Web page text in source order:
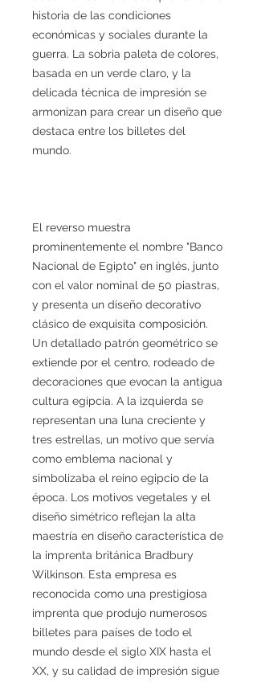
historia de las condiciones
económicas y sociales durante la
guerra. La sobria paleta de colores,
basada en un verde claro, y la
delicada técnica de impresión se
armonizan para crear un diseño que
destaca entre los billetes del
mundo.
El reverso muestra
prominentemente el nombre "Banco
Nacional de Egipto" en inglés, junto
con el valor nominal de 50 piastras,
y presenta un diseño decorativo
clásico de exquisita composición.
Un detallado patrón geométrico se
extiende por el centro, rodeado de
decoraciones que evocan la antigua
cultura egipcia. A la izquierda se
representan una luna creciente y
tres estrellas, un motivo que servía
como emblema nacional y
simbolizaba el reino egipcio de la
época. Los motivos vegetales y el
diseño simétrico reflejan la alta
maestría en diseño característica de
la imprenta británica Bradbury
Wilkinson. Esta empresa es
reconocida como una prestigiosa
imprenta que produjo numerosos
billetes para países de todo el
mundo desde el siglo XIX hasta el
XX, y su calidad de impresión sigue